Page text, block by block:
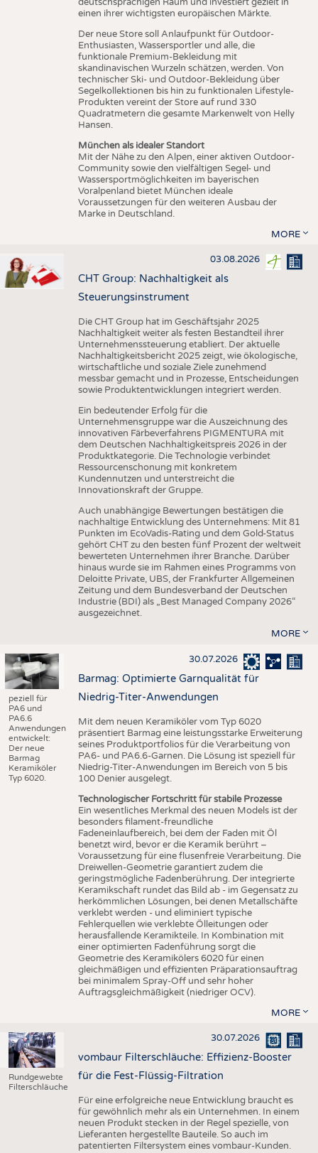
einen ihrer wichtigsten europäischen Märkte.
Der neue Store soll Anlaufpunkt für Outdoor-
Enthusiasten, Wassersportler und alle, die
funktionale Premium-Bekleidung mit
skandinavischen Wurzeln schätzen, werden. Von
technischer Ski- und Outdoor-Bekleidung über
Segelkollektionen bis hin zu funktionalen Lifestyle-
Produkten vereint der Store auf rund 330
Quadratmetern die gesamte Markenwelt von Helly
Hansen.
München als idealer Standort
Mit der Nähe zu den Alpen, einer aktiven Outdoor-
Community sowie den vielfältigen Segel- und
Wassersportmöglichkeiten im bayerischen
Voralpenland bietet München ideale
Voraussetzungen für den weiteren Ausbau der
Marke in Deutschland.
MORE
03.08.2026
CHT Group: Nachhaltigkeit als
Steuerungsinstrument
Die CHT Group hat im Geschäftsjahr 2025
Nachhaltigkeit weiter als festen Bestandteil ihrer
Unternehmenssteuerung etabliert. Der aktuelle
Nachhaltigkeitsbericht 2025 zeigt, wie ökologische,
wirtschaftliche und soziale Ziele zunehmend
messbar gemacht und in Prozesse, Entscheidungen
sowie Produktentwicklungen integriert werden.
Ein bedeutender Erfolg für die
Unternehmensgruppe war die Auszeichnung des
innovativen Färbeverfahrens PIGMENTURA mit
dem Deutschen Nachhaltigkeitspreis 2026 in der
Produktkategorie. Die Technologie verbindet
Ressourcenschonung mit konkretem
Kundennutzen und unterstreicht die
Innovationskraft der Gruppe.
Auch unabhängige Bewertungen bestätigen die
nachhaltige Entwicklung des Unternehmens: Mit 81
Punkten im EcoVadis-Rating und dem Gold-Status
gehört CHT zu den besten fünf Prozent der weltweit
bewerteten Unternehmen ihrer Branche. Darüber
hinaus wurde sie im Rahmen eines Programms von
Deloitte Private, UBS, der Frankfurter Allgemeinen
Zeitung und dem Bundesverband der Deutschen
Industrie (BDI) als „Best Managed Company 2026“
ausgezeichnet.
MORE
peziell für
PA6 und
PA6.6
Anwendungen
entwickelt:
Der neue
Barmag
Keramiköler
Typ 6020.
30.07.2026
Barmag: Optimierte Garnqualität für
Niedrig-Titer-Anwendungen
Mit dem neuen Keramiköler vom Typ 6020
präsentiert Barmag eine leistungsstarke Erweiterung
seines Produktportfolios für die Verarbeitung von
PA6- und PA6.6-Garnen. Die Lösung ist speziell für
Niedrig-Titer-Anwendungen im Bereich von 5 bis
100 Denier ausgelegt.
Technologischer Fortschritt für stabile Prozesse
Ein wesentliches Merkmal des neuen Models ist der
besonders filament-freundliche
Fadeneinlaufbereich, bei dem der Faden mit Öl
benetzt wird, bevor er die Keramik berührt –
Voraussetzung für eine flusenfreie Verarbeitung. Die
Dreiwellen-Geometrie garantiert zudem die
geringstmögliche Fadenberührung. Der integrierte
Keramikschaft rundet das Bild ab - im Gegensatz zu
herkömmlichen Lösungen, bei denen Metallschäfte
verklebt werden - und eliminiert typische
Fehlerquellen wie verklebte Ölleitungen oder
herausfallende Keramikteile. In Kombination mit
einer optimierten Fadenführung sorgt die
Geometrie des Keramikölers 6020 für einen
gleichmäßigen und effizienten Präparationsauftrag
bei minimalem Spray-Off und sehr hoher
Auftragsgleichmäßigkeit (niedriger OCV).
MORE
Rundgewebte
Filterschläuche
30.07.2026
vombaur Filterschläuche: Effizienz-Booster
für die Fest-Flüssig-Filtration
Für eine erfolgreiche neue Entwicklung braucht es
für gewöhnlich mehr als ein Unternehmen. In einem
neuen Produkt stecken in der Regel spezielle, von
Lieferanten hergestellte Bauteile. So auch im
patentierten Filtersystem eines vombaur-Kunden.